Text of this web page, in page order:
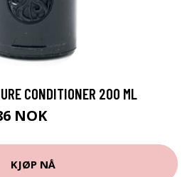
CONDITIONER 200 ML
NOK
KJØP NÅ